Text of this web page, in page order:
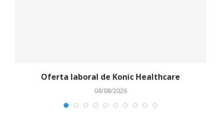
Oferta laboral de Konic Healthcare
04/08/2026